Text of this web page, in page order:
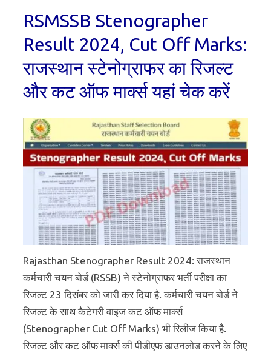
RSMSSB Stenographer
Result 2024, Cut Off Marks:
राजस्थान स्टेनोग्राफर का रिजल्ट
और कट ऑफ मार्क्स यहां चेक करें
Rajasthan Stenographer Result 2024: राजस्थान
कर्मचारी चयन बोर्ड (RSSB) ने स्टेनोग्राफर भर्ती परीक्षा का
रिजल्ट 23 दिसंबर को जारी कर दिया है. कर्मचारी चयन बोर्ड ने
रिजल्ट के साथ कैटेगरी वाइज कट ऑफ मार्क्स
(Stenographer Cut Off Marks) भी रिलीज किया है.
रिजल्ट और कट ऑफ मार्क्स की पीडीएफ डाउनलोड करने के लिए